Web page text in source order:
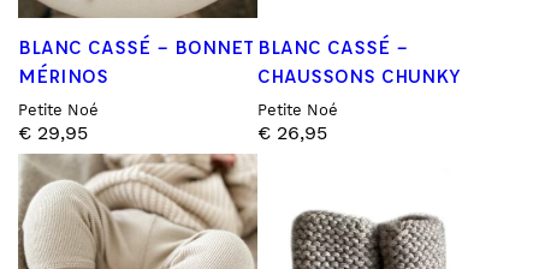
BLANC CASSÉ – BONNET
MÉRINOS
Petite Noé
€ 29,95
BLANC CASSÉ –
CHAUSSONS CHUNKY
Petite Noé
€ 26,95